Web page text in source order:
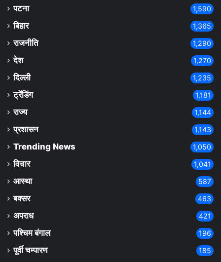
पटना 1,590
बिहार 1,365
राजनीति 1,290
देश 1,270
दिल्ली 1,235
ट्रेंडिंग 1,181
राज्य 1,144
प्रशासन 1,143
Trending News 1,050
विचार 1,041
आस्था 587
बक्सर 463
अपराध 421
पश्चिम बंगाल 196
पूर्वी चम्पारण 185